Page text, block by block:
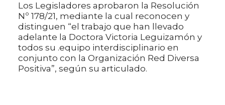
Los Legisladores aprobaron la Resolución
Nº 178/21, mediante la cual reconocen y
distinguen “el trabajo que han llevado
adelante la Doctora Victoria Leguizamón y
todos su .equipo interdisciplinario en
conjunto con la Organización Red Diversa
Positiva”, según su articulado.